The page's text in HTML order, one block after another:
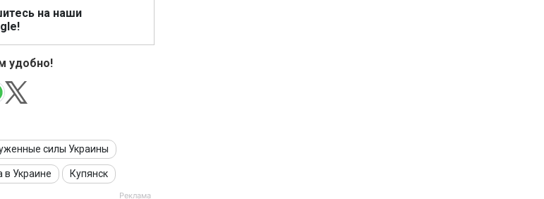
на наши
удобно!
силы Украины
в Украине Купянск